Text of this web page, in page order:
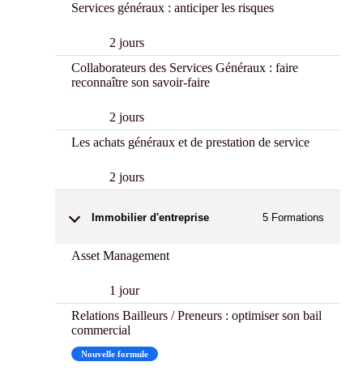
Services généraux : anticiper les risques
2 jours
Collaborateurs des Services Généraux : faire
reconnaître son savoir-faire
2 jours
Les achats généraux et de prestation de service
2 jours
Immobilier d'entreprise 5 Formations
Asset Management
1 jour
Relations Bailleurs / Preneurs : optimiser son bail
commercial
Nouvelle formule